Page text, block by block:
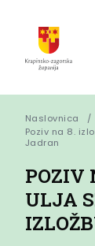
Naslovnica
Poziv na 8.
Jadran
POZIV
ULJA